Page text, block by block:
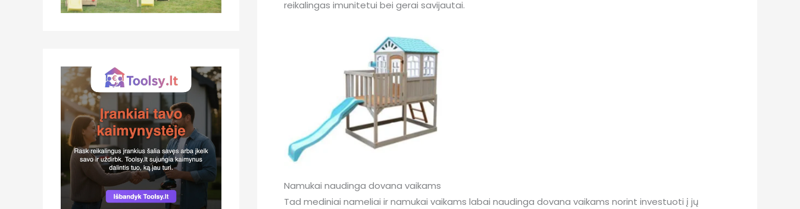
reikalingas imunitetui bei gerai savijautai.
Namukai naudinga dovana vaikams
Tad mediniai nameliai ir namukai vaikams labai naudinga dovana vaikams norint investuoti į jų